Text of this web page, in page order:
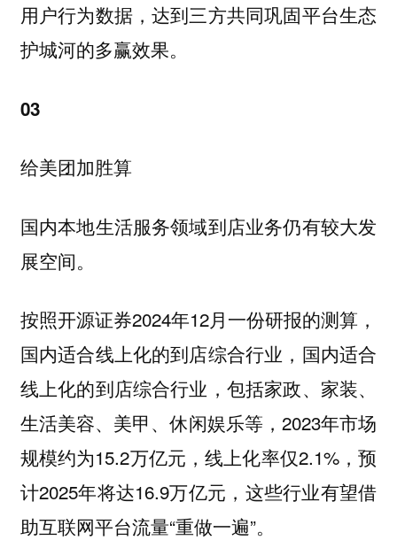
用户行为数据，达到三方共同巩固平台生态
护城河的多赢效果。
03
给美团加胜算
国内本地生活服务领域到店业务仍有较大发
展空间。
按照开源证券2024年12月一份研报的测算，
国内适合线上化的到店综合行业，国内适合
线上化的到店综合行业，包括家政、家装、
生活美容、美甲、休闲娱乐等，2023年市场
规模约为15.2万亿元，线上化率仅2.1%，预
计2025年将达16.9万亿元，这些行业有望借
助互联网平台流量“重做一遍”。